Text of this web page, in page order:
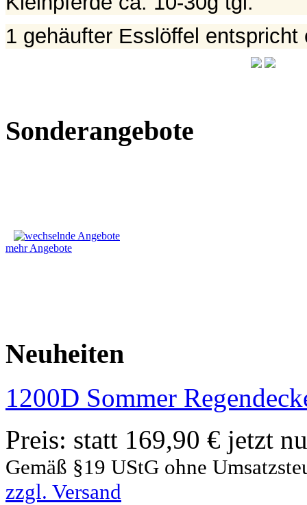
1 gehäufter Esslöffel entspricht
Sonderangebote
mehr Angebote
Neuheiten
1200D Sommer
Preis: statt 169,90 € jetzt
Gemäß §19 UStG ohne
zzgl. Versand